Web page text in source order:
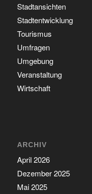
Stadtansichten
Stadtentwicklung
Tourismus
Umfragen
Umgebung
Veranstaltung
Wirtschaft
ARCHIV
April 2026
Dezember 2025
Mai 2025